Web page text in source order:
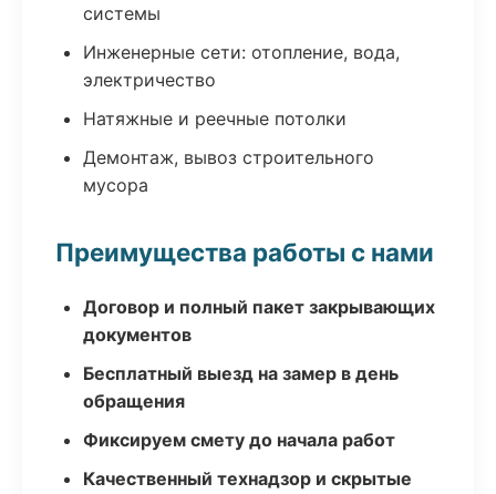
системы
Инженерные сети: отопление, вода,
электричество
Натяжные и реечные потолки
Демонтаж, вывоз строительного
мусора
Преимущества работы с нами
Договор и полный пакет закрывающих
документов
Бесплатный выезд на замер в день
обращения
Фиксируем смету до начала работ
Качественный технадзор и скрытые